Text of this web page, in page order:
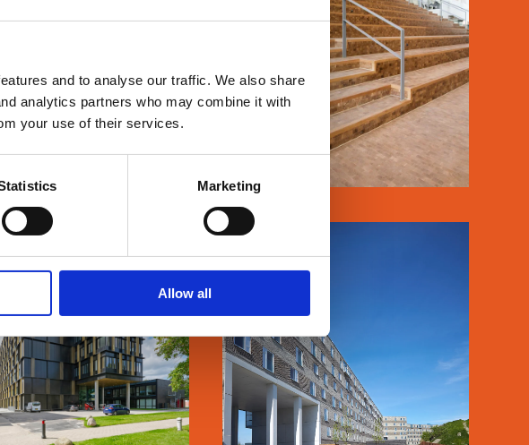
and to analyse our traffic. We also share
analytics partners who may combine it with
your use of their services.
Marketing
Allow all
SE MERE LÆS MERE
BIOSUSTAIN
SE MERE
MARGRETHEHOLMEN
LÆS MERE